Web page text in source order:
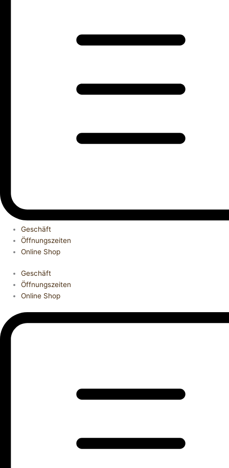
Geschäft
Öffnungszeiten
Online Shop
Geschäft
Öffnungszeiten
Online Shop